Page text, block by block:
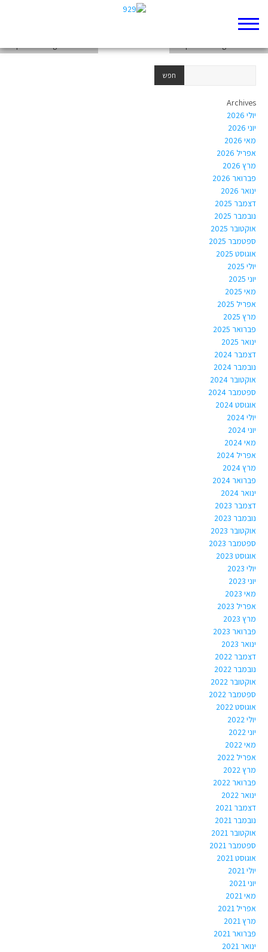
Archives
יולי 2026
יוני 2026
מאי 2026
אפריל 2026
מרץ 2026
פברואר 2026
ינואר 2026
דצמבר 2025
נובמבר 2025
אוקטובר 2025
ספטמבר 2025
אוגוסט 2025
יולי 2025
יוני 2025
מאי 2025
אפריל 2025
מרץ 2025
פברואר 2025
ינואר 2025
דצמבר 2024
נובמבר 2024
אוקטובר 2024
ספטמבר 2024
אוגוסט 2024
יולי 2024
יוני 2024
מאי 2024
אפריל 2024
מרץ 2024
פברואר 2024
ינואר 2024
דצמבר 2023
נובמבר 2023
אוקטובר 2023
ספטמבר 2023
אוגוסט 2023
יולי 2023
יוני 2023
מאי 2023
אפריל 2023
מרץ 2023
פברואר 2023
ינואר 2023
דצמבר 2022
נובמבר 2022
אוקטובר 2022
ספטמבר 2022
אוגוסט 2022
יולי 2022
יוני 2022
מאי 2022
אפריל 2022
מרץ 2022
פברואר 2022
ינואר 2022
דצמבר 2021
נובמבר 2021
אוקטובר 2021
ספטמבר 2021
אוגוסט 2021
יולי 2021
יוני 2021
מאי 2021
אפריל 2021
מרץ 2021
פברואר 2021
ינואר 2021